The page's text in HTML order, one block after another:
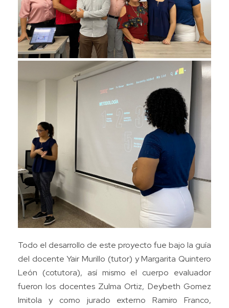
Todo el desarrollo de este proyecto fue bajo la guía
del docente Yair Murillo (tutor) y Margarita Quintero
León (cotutora), así mismo el cuerpo evaluador
fueron los docentes Zulma Ortiz, Deybeth Gomez
Imitola y como jurado externo Ramiro Franco,